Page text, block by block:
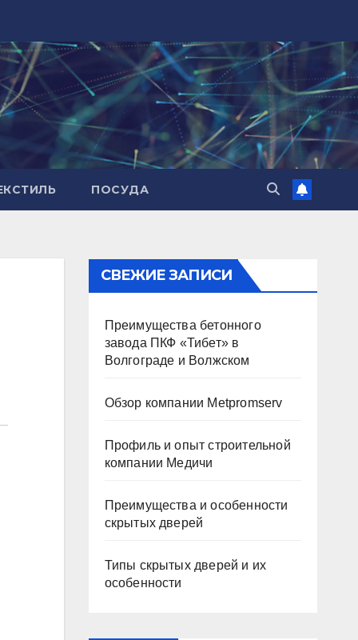
ПОСУДА
СВЕЖИЕ ЗАПИСИ
Преимущества бетонного
завода ПКФ «Тибет» в
Волгограде и Волжском
Обзор компании Metpromserv
Профиль и опыт строительной
компании Медичи
Преимущества и особенности
скрытых дверей
Типы скрытых дверей и их
особенности